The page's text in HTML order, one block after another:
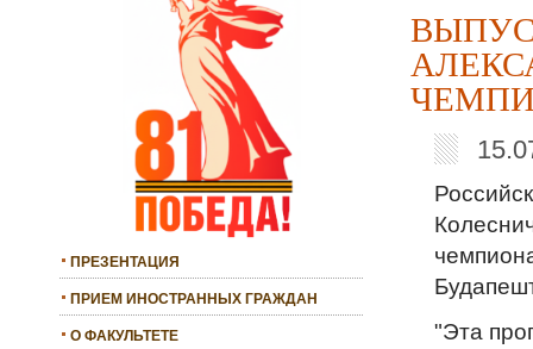
ПРЕЗЕНТАЦИЯ
ПРИЕМ ИНОСТРАННЫХ ГРАЖДАН
О ФАКУЛЬТЕТЕ
"Эта